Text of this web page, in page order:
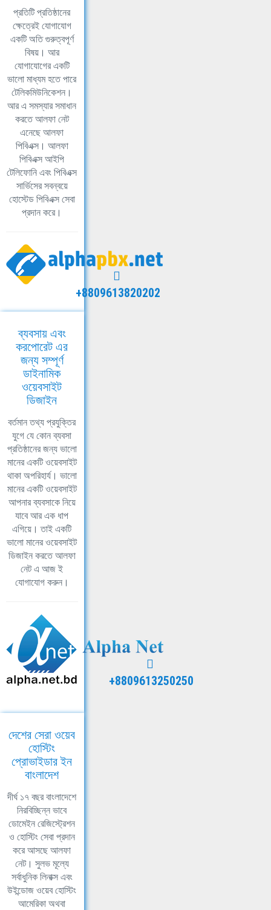
প্রতিটি প্রতিষ্ঠানের
ক্ষেত্রেই যোগাযোগ
একটি অতি গুরুত্বপূর্ণ
বিষয়। আর
যোগাযোগের একটি
ভালো মাধ্যম হতে পারে
টেলিকমিউনিকেশন।
আর এ সমস্যার সমাধান
করতে আলফা নেট
এনেছে আলফা
পিবিএক্স। আলফা
পিবিএক্স আইপি
টেলিফোনি এবং পিবিএক্স
সার্ভিসের সবন্বয়ে
হোস্টেড পিবিএক্স সেবা
প্রদান করে।
+8809613820202
ব্যবসায় এবং
করপোরেট এর
জন্য সম্পূর্ণ
ডাইনামিক
ওয়েবসাইট
ডিজাইন
বর্তমান তথ্য প্রযুক্তির
যুগে যে কোন ব্যবসা
প্রতিষ্ঠানের জন্য ভালো
মানের একটি ওয়েবসাইট
থাকা অপরিহার্য। ভালো
মানের একটি ওয়েবসাইট
আপনার ব্যবসাকে নিয়ে
যাবে আর এক ধাপ
এগিয়ে। তাই একটি
ভালো মানের ওয়েবসাইট
ডিজাইন করতে আলফা
নেট এ আজ ই
যোগাযোগ করুন।
+8809613250250
দেশের সেরা ওয়েব
হোস্টিং
প্রোভাইডার ইন
বাংলাদেশ
দীর্ঘ ১৭ বছর বাংলাদেশে
নিরবিচ্ছিন্ন ভাবে
ডোমেইন রেজিস্ট্রেশন
ও হোস্টিং সেবা প্রদান
করে আসছে আলফা
নেট। সুলভ মূল্যে
সর্বাধুনিক লিনাক্স এবং
উইন্ডোজ ওয়েব হোস্টিং
আমেরিকা অথবা